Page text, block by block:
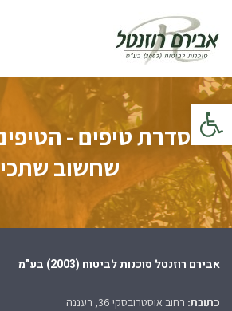
פתח סרגל נגישות
סדרת טיפים -
שחשוב
אבירם רוזנטל סוכנות לביטוח (2003) בע"מ
כתובת: רחוב אוסטרובסקי 36, רעננה